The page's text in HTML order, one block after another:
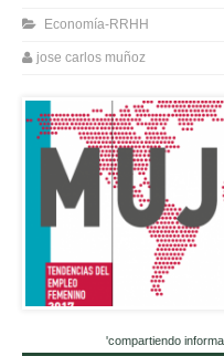
Economía-RRHH
jose carlos muñoz
'compartiendo